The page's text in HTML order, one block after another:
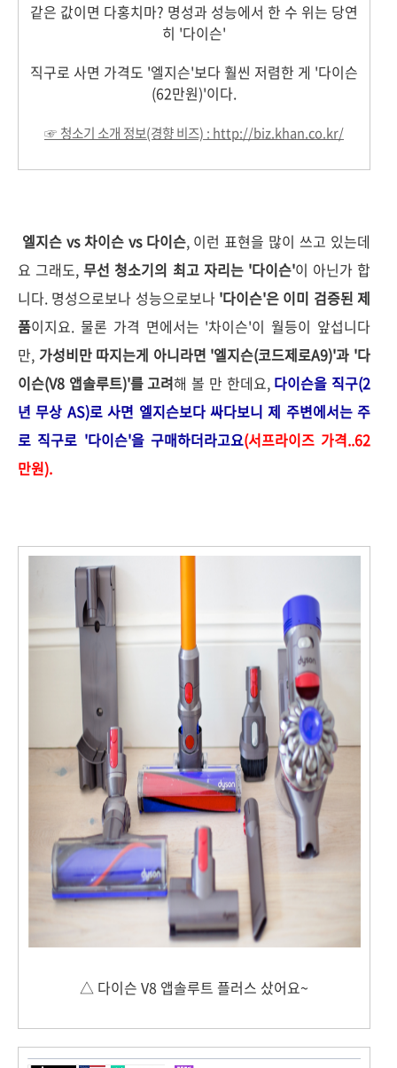
같은 값이면 다홍치마? 명성과 성능에서 한 수 위는 당연
히 '다이슨'
직구로 사면 가격도 '엘지슨'보다 훨씬 저렴한 게 '다이슨
(62만원)'이다.
☞ 청소기 소개 정보(경향 비즈) : http://biz.khan.co.kr/
엘지슨 vs 차이슨 vs 다이슨, 이런 표현을 많이 쓰고 있는데
요 그래도,무선 청소기의 최고 자리는 '다이슨'이 아닌가 합
니다. 명성으로보나 성능으로보나 '다이슨'은 이미 검증된 제
품이지요. 물론 가격 면에서는 '차이슨'이 월등이 앞섭니다
만, 가성비만 따지는게 아니라면 '엘지슨(코드제로A9)'과 '다
이슨(V8 앱솔루트)'를 고려해 볼 만 한데요, 다이슨을 직구(2
년 무상 AS)로 사면 엘지슨보다 싸다보니 제 주변에서는 주
로 직구로 '다이슨'을 구매하더라고요(서프라이즈 가격..62
만원).
△ 다이슨 V8 앱솔루트 플러스 샀어요~